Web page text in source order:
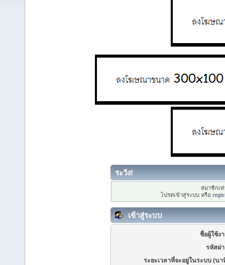
ระวัง!
สมาชิกเ
โปรดเข้าสู่ระบบ หรือ
เข้าสู่ระบบ
ชื่อผู้ใช้ง
รหัสผ่
ระยะเวลาที่จะอยู่ในระบบ (นา